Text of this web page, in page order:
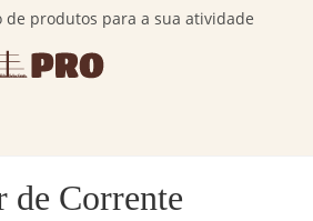
de produtos para a sua atividade
de Corrente